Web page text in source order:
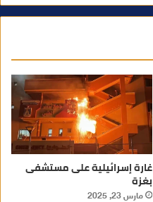
غارة إسرائيلية على مستشفى
بغزة
مارس 23, 2025